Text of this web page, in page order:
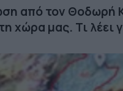
από τον Θοδωρή
χώρα μας. Τι λέει